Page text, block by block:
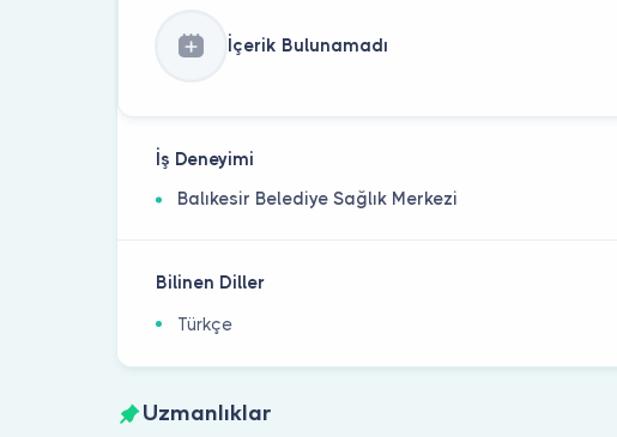
İçerik Bulunamadı
İş Deneyimi
Balıkesir Belediye Sağlık Merkezi
Bilinen Diller
Türkçe
Uzmanlıklar